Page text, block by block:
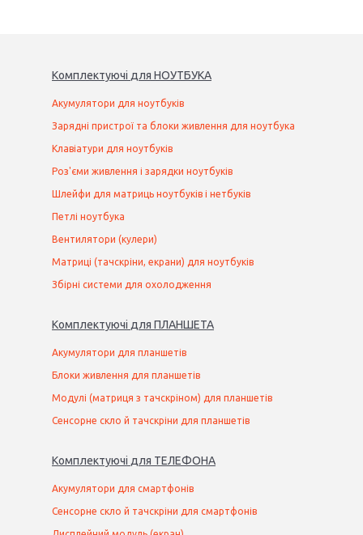
Комплектуючі для НОУТБУКА
Акумулятори для ноутбуків
Зарядні пристрої та блоки живлення для ноутбука
Клавіатури для ноутбуків
Роз'єми живлення і зарядки ноутбуків
Шлейфи для матриць ноутбуків і нетбуків
Петлі ноутбука
Вентилятори (кулери)
Матриці (тачскріни, екрани) для ноутбуків
Збірні системи для охолодження
Комплектуючі для ПЛАНШЕТА
Акумулятори для планшетів
Блоки живлення для планшетів
Модулі (матриця з тачскріном) для планшетів
Сенсорне скло й тачскріни для планшетів
Комплектуючі для ТЕЛЕФОНА
Акумулятори для смартфонів
Сенсорне скло й тачскріни для смартфонів